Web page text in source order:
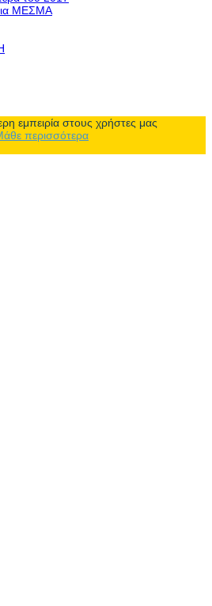
ΜΕΣΜΑ
εμπειρία στους χρήστες μας
περισσότερα